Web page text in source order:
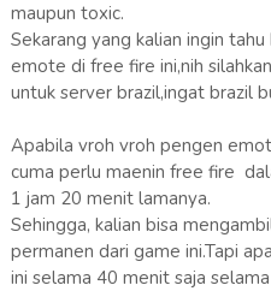
maupun toxic.
Sekarang yang kalian ingin
emote di free fire ini,nih
untuk server brazil,ingat brazil
Apabila vroh vroh pengen
cuma perlu maenin free fire
1 jam 20 menit lamanya.
Sehingga, kalian bisa
permanen dari game ini.Tapi
ini selama 40 menit saja